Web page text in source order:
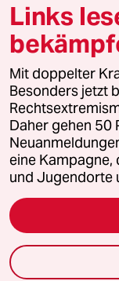
© 2026 taz
Alle Rechte
wenden Sie sich bitte an
Feedback
Leitlinie
Seitenwende
Links
Mit doppelter
Besonders jetzt
Daher gehen 50
eine Kampagne,
und Jugendorte